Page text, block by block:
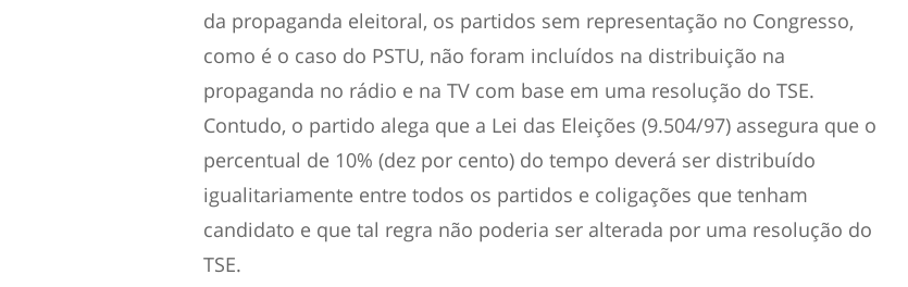
da propaganda eleitoral, os partidos sem representação no Congresso,
como é o caso do PSTU, não foram incluídos na distribuição na
propaganda no rádio e na TV com base em uma resolução do TSE.
Contudo, o partido alega que a Lei das Eleições (9.504/97) assegura que o
percentual de 10% (dez por cento) do tempo deverá ser distribuído
igualitariamente entre todos os partidos e coligações que tenham
candidato e que tal regra não poderia ser alterada por uma resolução do
TSE.